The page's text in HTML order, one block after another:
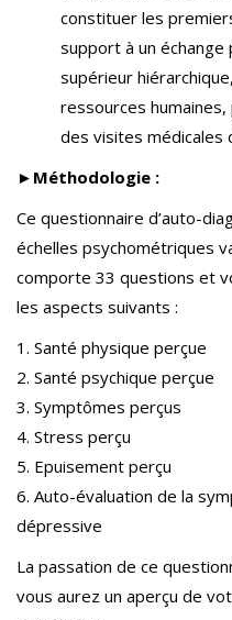
constituer les
support à un échange
supérieur
ressources
des visites médicales
► Méthodologie :
Ce questionnaire d’auto-
échelles psychométriques
comporte 33 questions et
les aspects suivants :
1. Santé physique perçue
2. Santé psychique perçue
3. Symptômes perçus
4. Stress perçu
5. Epuisement perçu
6. Auto-évaluation de la
dépressive
La passation de ce
vous aurez un aperçu de